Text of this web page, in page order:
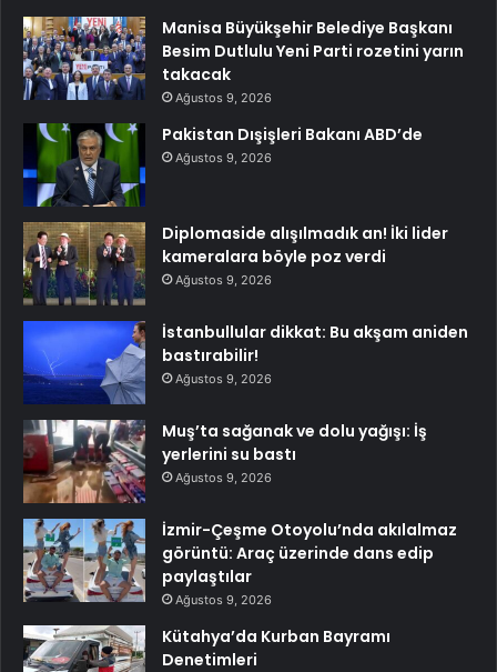
Manisa Büyükşehir Belediye Başkanı
Besim Dutlulu Yeni Parti rozetini yarın
takacak
Ağustos 9, 2026
Pakistan Dışişleri Bakanı ABD’de
Ağustos 9, 2026
Diplomaside alışılmadık an! İki lider
kameralara böyle poz verdi
Ağustos 9, 2026
İstanbullular dikkat: Bu akşam aniden
bastırabilir!
Ağustos 9, 2026
Muş’ta sağanak ve dolu yağışı: İş
yerlerini su bastı
Ağustos 9, 2026
İzmir-Çeşme Otoyolu’nda akılalmaz
görüntü: Araç üzerinde dans edip
paylaştılar
Ağustos 9, 2026
Kütahya’da Kurban Bayramı
Denetimleri